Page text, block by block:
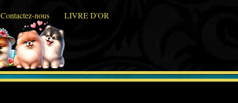
Contactez-nous LIVRE D'OR